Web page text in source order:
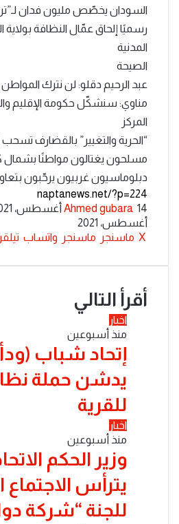
السودان يخصّص مليون فدان
رسميًا إلحاق عمّال النظافة بولاية
المدنية
الصيحة
عبد الرحيم دقلو: لن نترك
مناوي: سنشكّل حكومة الإقليم
المركز
“الحرية والتغيير” بالقضارف تسحب
مسلحون يغتالون مواطنًا بشمال
دبلوماسيون غربيون يرحّبون
Ahmed gubara
أرسل
بريدا
إلكترونيا
14 أغسطس، 2021
أغسطس، 2021
‫X ماسنجر ماسنجر واتساب
أقرأ التالي
اخبار
منذ أسبوعين
إتحاد شباب
يدشن حملة
للقرية
اخبار
منذ أسبوعين
وزير الحكم
يترأس الاجتماع
للجنة “شركة